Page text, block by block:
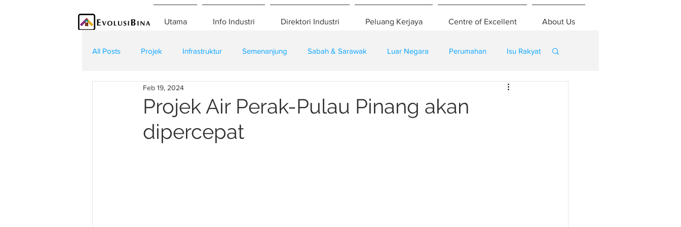
Utama Info Industri Direktori Industri Peluang Kerjaya Centre of Excellent About Us
All Posts Projek Infrastruktur Semenanjung Sabah & Sarawak Luar Negara Perumahan Isu Rakyat
Teknologi Kontraktor
Projek Air Perak-Pulau Pinang akan
dipercepat
Feb 19, 2024